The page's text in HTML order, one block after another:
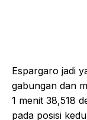
Espargaro jadi
gabungan dan
1 menit 38,518
pada posisi